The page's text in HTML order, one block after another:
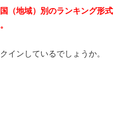
（地域）別のランキング形式
インしているでしょうか。